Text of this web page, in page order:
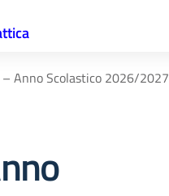
Anno Scolastico 2026/2027